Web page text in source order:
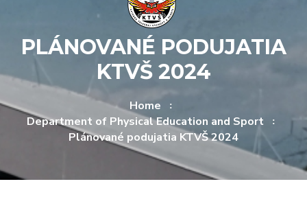
PLÁNOVANÉ PODUJATIA
KTVŠ 2024
Home
Department of Physical Education and Sport
Plánované podujatia KTVŠ 2024